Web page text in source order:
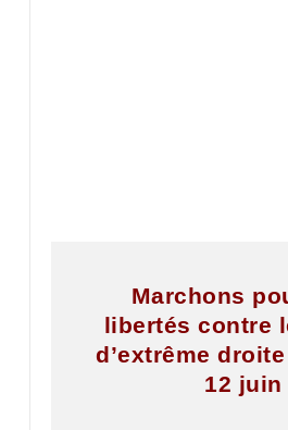
Marchons
libertés contre
d’extrême
12 juin